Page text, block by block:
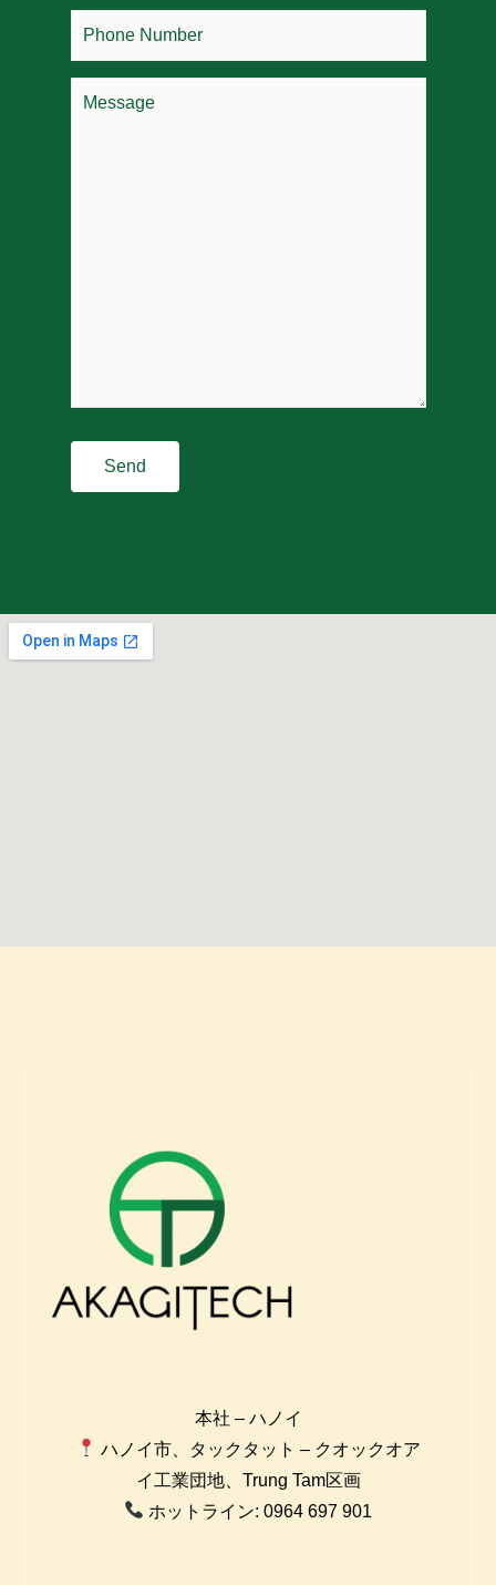
本社 – ハノイ
ハノイ市、タックタット – クオックオア
イ工業団地、Trung Tam区画
ホットライン: 0964 697 901